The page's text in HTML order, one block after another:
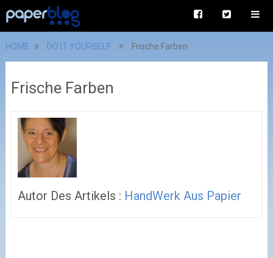
HOME DO IT YOURSELF Frische Farben
Frische Farben
Autor Des Artikels : HandWerk Aus Papier